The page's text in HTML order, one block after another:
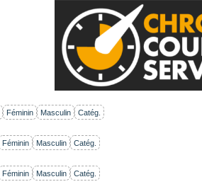
Féminin Masculin Catég.
Féminin Masculin Catég.
Féminin Masculin Catég.